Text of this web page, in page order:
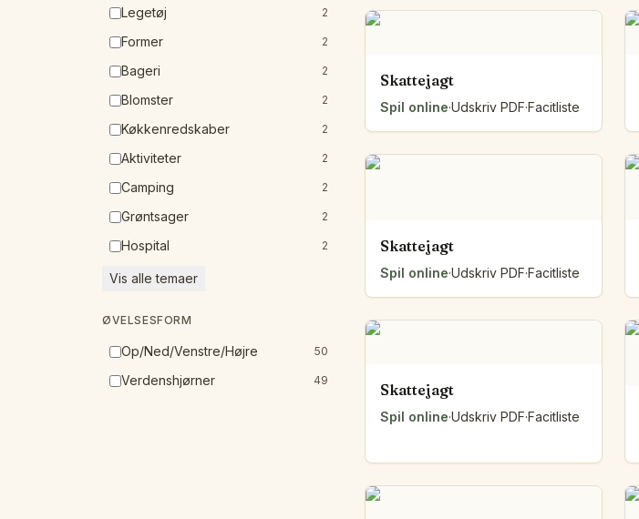
Pilesporet
Strækbåndet
Tråden om figuren
Legetøj 2
Former 2
Bageri 2
Blomster 2
Køkkenredskaber 2
Aktiviteter 2
Camping 2
Grøntsager 2
Hospital 2
Vis alle temaer
ØVELSESFORM
Op/Ned/Venstre/Højre 50
Verdenshjørner 49
Skattejagt
Spil online·Udskriv PDF·Facitliste
Skattejagt
Spil online·Udskriv PDF·Facitliste
Skattejagt
Spil online·Udskriv PDF·Facitliste